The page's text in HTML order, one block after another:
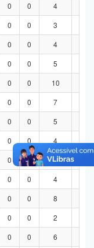
0 0 4
0 0 3
0 0 4
0 0 5
0 0 10
0 0 7
0 0 5
0 0 4
0 0 4
0 0 4
0 0 8
0 0 2
0 0 6